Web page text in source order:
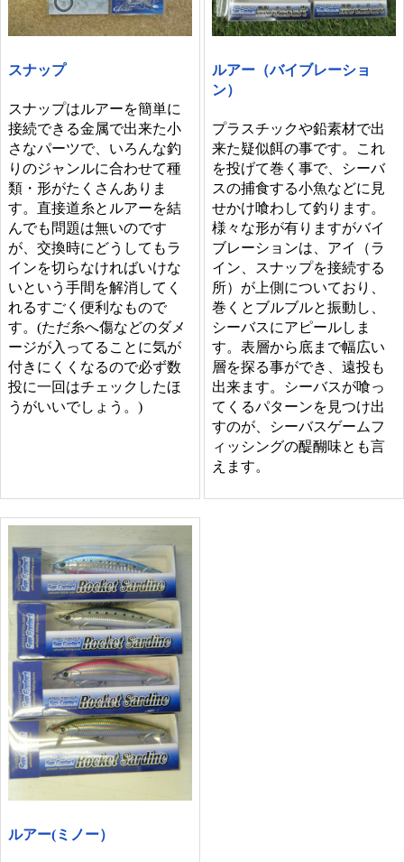
スナップ
スナップはルアーを簡単に
接続できる金属で出来た小
さなパーツで、いろんな釣
りのジャンルに合わせて種
類・形がたくさんありま
す。直接道糸とルアーを結
んでも問題は無いのです
が、交換時にどうしてもラ
インを切らなければいけな
いという手間を解消してく
れるすごく便利なもので
す。(ただ糸へ傷などのダメ
ージが入ってることに気が
付きにくくなるので必ず数
投に一回はチェックしたほ
うがいいでしょう。)
ルアー（バイブレーショ
ン）
プラスチックや鉛素材で出
来た疑似餌の事です。これ
を投げて巻く事で、シーバ
スの捕食する小魚などに見
せかけ喰わして釣ります。
様々な形が有りますがバイ
ブレーションは、アイ（ラ
イン、スナップを接続する
所）が上側についており、
巻くとブルブルと振動し、
シーバスにアピールしま
す。表層から底まで幅広い
層を探る事ができ、遠投も
出来ます。シーバスが喰っ
てくるパターンを見つけ出
すのが、シーバスゲームフ
ィッシングの醍醐味とも言
えます。
ルアー(ミノー）